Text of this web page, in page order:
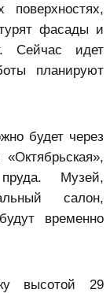
фасады и
Сейчас идет
планируют
будет через
Музей,
салон,
временно
высотой 29